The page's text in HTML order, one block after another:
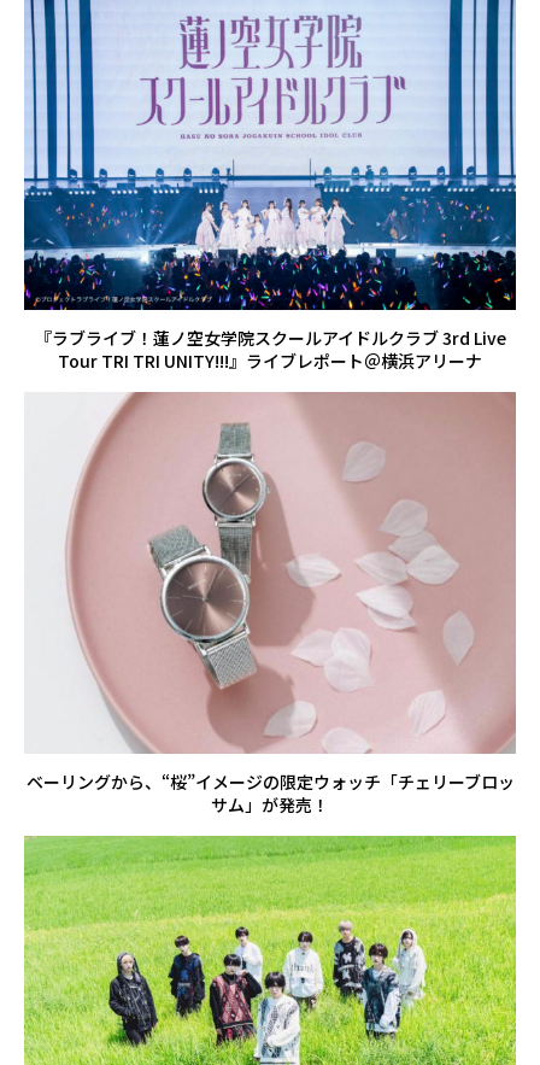
『ラブライブ！蓮ノ空女学院スクールアイドルクラブ 3rd Live
Tour TRI TRI UNITY!!!』ライブレポート＠横浜アリーナ
ベーリングから、“桜”イメージの限定ウォッチ「チェリーブロッ
サム」が発売！